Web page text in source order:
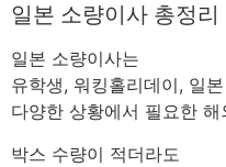
일본 소량이사 총정리
일본 소량이사는
유학생, 워킹홀리데이, 일
다양한 상황에서 필요한
박스 수량이 적더라도